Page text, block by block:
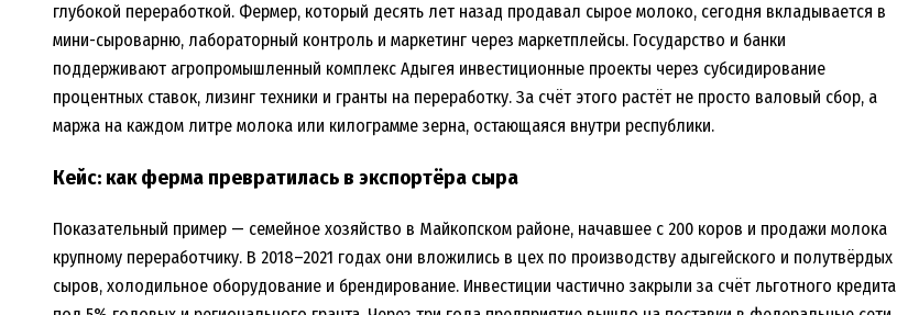
глубокой переработкой. Фермер, который десять лет назад продавал сырое молоко, сегодня вкладывается в
мини-сыроварню, лабораторный контроль и маркетинг через маркетплейсы. Государство и банки
поддерживают агропромышленный комплекс Адыгея инвестиционные проекты через субсидирование
процентных ставок, лизинг техники и гранты на переработку. За счёт этого растёт не просто валовый сбор, а
маржа на каждом литре молока или килограмме зерна, остающаяся внутри республики.
Кейс: как ферма превратилась в экспортёра сыра
Показательный пример — семейное хозяйство в Майкопском районе, начавшее с 200 коров и продажи молока
крупному переработчику. В 2018–2021 годах они вложились в цех по производству адыгейского и полутвёрдых
сыров, холодильное оборудование и брендирование. Инвестиции частично закрыли за счёт льготного кредита